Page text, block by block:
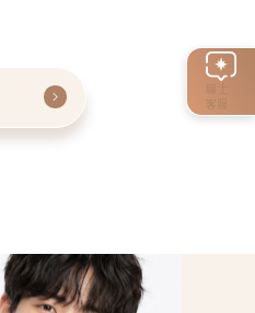
客服